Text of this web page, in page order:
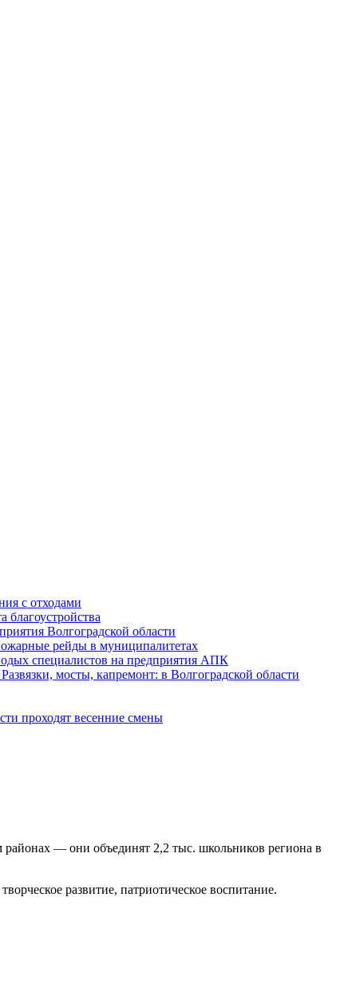
с отходами
благоустройства
Волгоградской области
рейды в муниципалитетах
специалистов на предприятия АПК
Развязки, мосты, капремонт: в Волгоградской области
проходят весенние смены
— они объединят 2,2 тыс. школьников региона в
развитие, патриотическое воспитание.